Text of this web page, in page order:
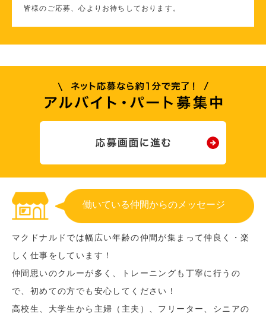
皆様のご応募、心よりお待ちしております。
働いている仲間からのメッセージ
マクドナルドでは幅広い年齢の仲間が集まって仲良く・楽
しく仕事をしています！
仲間思いのクルーが多く、トレーニングも丁寧に行うの
で、初めての方でも安心してください！
高校生、大学生から主婦（主夫）、フリーター、シニアの